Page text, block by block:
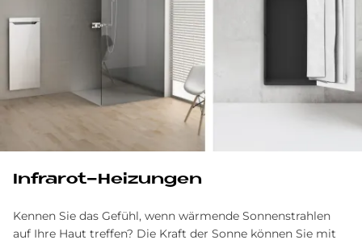
In­fra­rot-Hei­zungen
Kennen Sie das Gefühl, wenn wärmende Sonnenstrahlen
auf Ihre Haut treffen? Die Kraft der Sonne können Sie mit